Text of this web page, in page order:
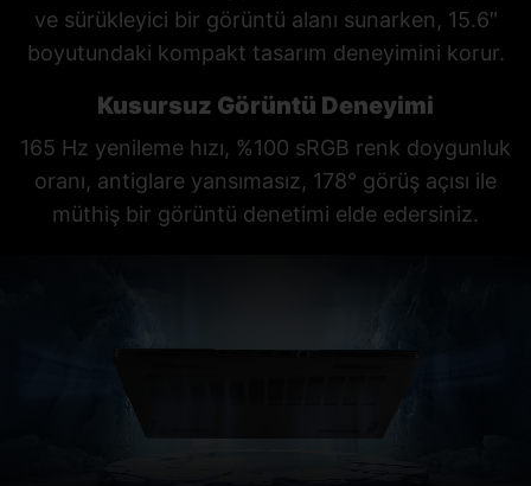
ve sürükleyici bir görüntü alanı sunarken, 15.6″
boyutundaki kompakt tasarım deneyimini korur.
Kusursuz Görüntü Deneyimi
165 Hz yenileme hızı, %100 sRGB renk doygunluk
oranı, antiglare yansımasız, 178° görüş açısı ile
müthiş bir görüntü denetimi elde edersiniz.